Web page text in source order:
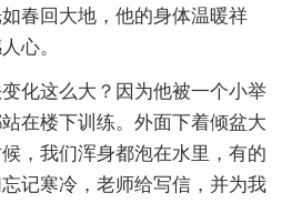
春回大地，他的身体温暖祥
心。
化这么大？因为他被一个小举
在楼下训练。外面下着倾盆大
，我们浑身都泡在水里，有的
记寒冷，老师给写信，并为我